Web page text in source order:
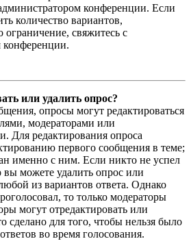
конференции. Если
количество вариантов,
свяжитесь с
конференции.
или удалить опрос?
опросы могут редактироваться
модераторами или
Для редактирования опроса
первого сообщения в теме;
именно с ним. Если никто не успел
вы можете удалить опрос или
из вариантов ответа. Однако
то только модераторы
могут отредактировать или
сделано для того, чтобы нельзя было
во время голосования.